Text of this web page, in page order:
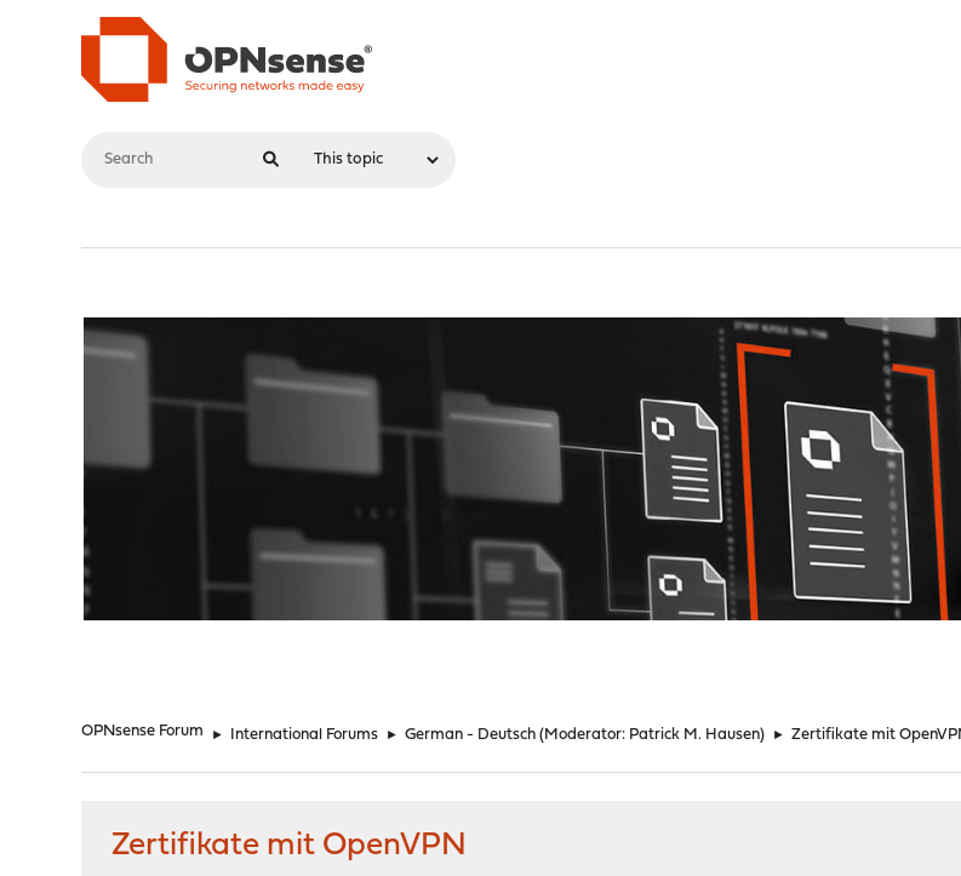
OPNsense Forum ► International Forums ► German - Deutsch (Moderator: Patrick M. Hausen) ► Zertifikate mit
Zertifikate mit OpenVPN